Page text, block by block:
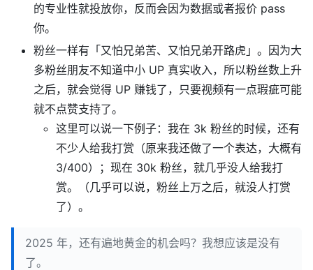
的专业性就投放你，反而会因为数据或者报价 pass
你。
粉丝一样有「又怕兄弟苦、又怕兄弟开路虎」。因为大
多粉丝朋友不知道中小 UP 真实收入，所以粉丝数上升
之后，就会觉得 UP 赚钱了，只要视频有一点瑕疵可能
就不点赞支持了。
这里可以说一下例子：我在 3k 粉丝的时候，还有
不少人给我打赏（原来我还做了一个表达，大概有
3/400）；现在 30k 粉丝，就几乎没人给我打
赏。（几乎可以说，粉丝上万之后，就没人打赏
了）。
2025 年，还有遍地黄金的机会吗？我想应该是没有
了。